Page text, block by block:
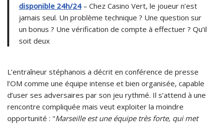
disponible 24h/24– Chez Casino Vert, le joueur n’est
jamais seul. Un problème technique ? Une question sur
un bonus ? Une vérification de compte à effectuer ? Qu’il
soit deux
L’entraîneur stéphanois a décrit en conférence de presse
l’OM comme une équipe intense et bien organisée, capable
d’user ses adversaires par son jeu rythmé. Il s’attend à une
rencontre compliquée mais veut exploiter la moindre
opportunité : "Marseille est une équipe très forte, qui met